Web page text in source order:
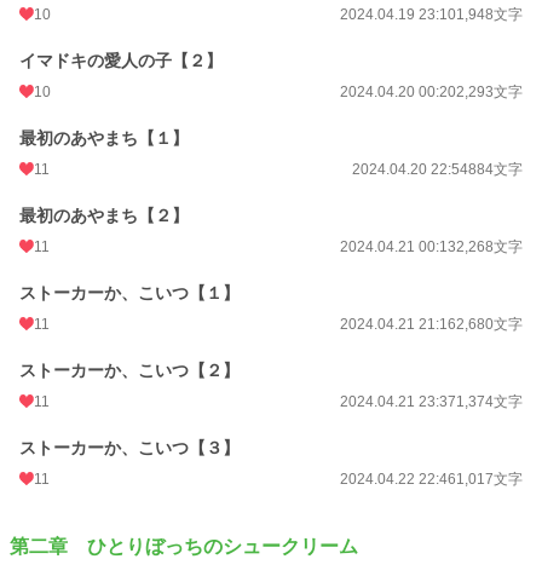
小説 228,635 位 / 228,635 件
恋愛
お気に入り 43
24h.ポイント
文字数 136,952
初回公開日時 2024.04.19 23:10
年間ポイント
10 2024.04.19 23:101,948文字
イマドキの愛人の子【２】
10 2024.04.20 00:202,293文字
最初のあやまち【１】
11 2024.04.20 22:54884文字
最初のあやまち【２】
11 2024.04.21 00:132,268文字
ストーカーか、こいつ【１】
11 2024.04.21 21:162,680文字
ストーカーか、こいつ【２】
11 2024.04.21 23:371,374文字
ストーカーか、こいつ【３】
11 2024.04.22 22:461,017文字
第二章 ひとりぼっちのシュークリーム